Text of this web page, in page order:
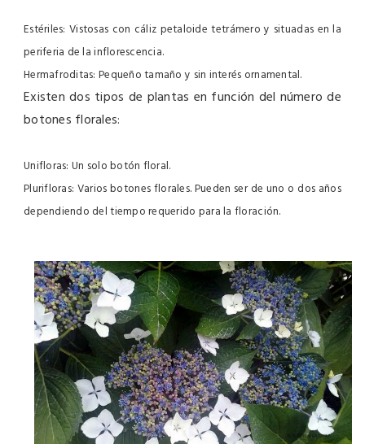
Estériles: Vistosas con cáliz petaloide tetrámero y situadas en la
periferia de la inflorescencia.
Hermafroditas: Pequeño tamaño y sin interés ornamental.
Existen dos tipos de plantas en función del número de
botones florales:
Unifloras: Un solo botón floral.
Plurifloras: Varios botones florales. Pueden ser de uno o dos años
dependiendo del tiempo requerido para la floración.